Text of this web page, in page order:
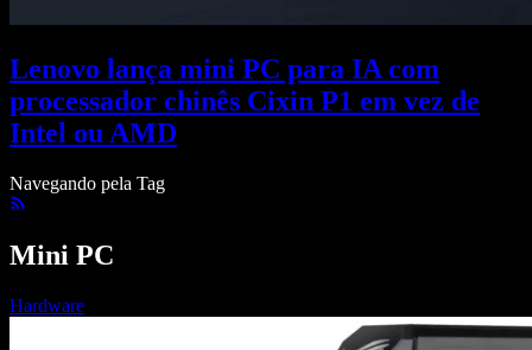
Lenovo lança mini PC para IA com
processador chinês Cixin P1 em vez de
Intel ou AMD
Navegando pela Tag
Mini PC
Hardware